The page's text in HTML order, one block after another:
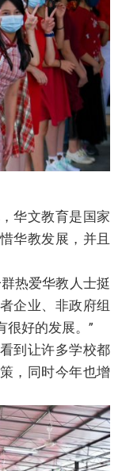
华文教育是国家
华教发展，并且
热爱华教人士挺
企业、非政府组
很好的发展。”
到让许多学校都
，同时今年也增